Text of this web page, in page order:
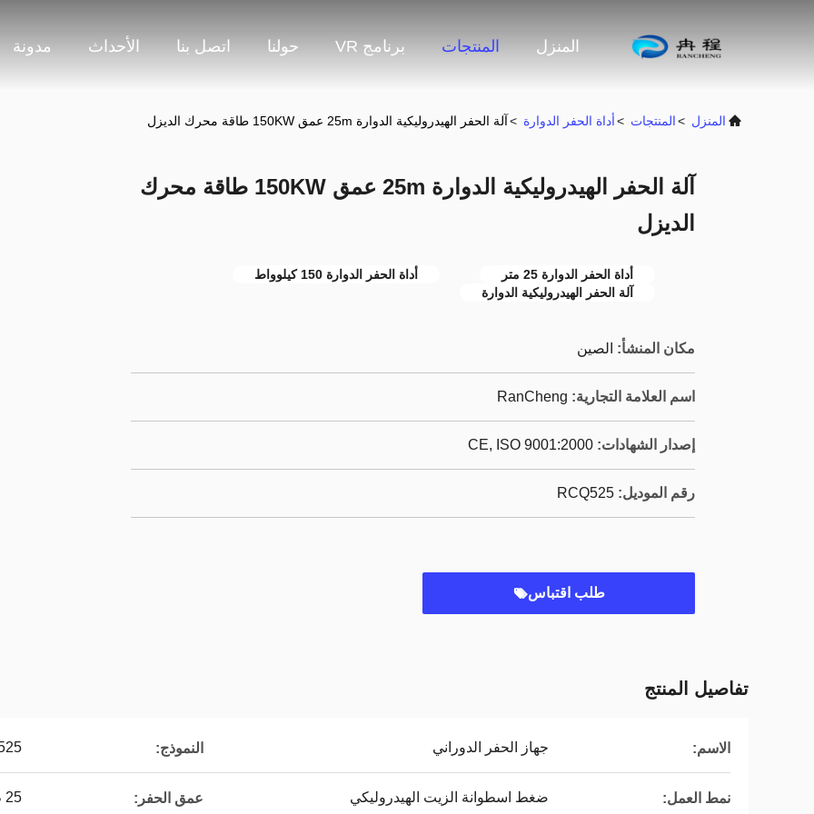
المنزل المنتجات برنامج VR حولنا اتصل بنا الأحداث مدونة
المنزل >المنتجات >أداة الحفر الدوارة >آلة الحفر الهيدروليكية الدوارة 25m عمق 150KW طاقة محرك الديزل
آلة الحفر الهيدروليكية الدوارة 25m عمق 150KW طاقة محرك
الديزل
أداة الحفر الدوارة 25 متر
أداة الحفر الدوارة 150 كيلوواط
آلة الحفر الهيدروليكية الدوارة
مكان المنشأ: الصين
اسم العلامة التجارية: RanCheng
إصدار الشهادات: CE, ISO 9001:2000
رقم الموديل: RCQ525
طلب اقتباس
تفاصيل المنتج
الاسم: جهاز الحفر الدوراني النموذج:
نمط العمل: ضغط اسطوانة الزيت الهيدروليكي عمق الحفر: 25 م